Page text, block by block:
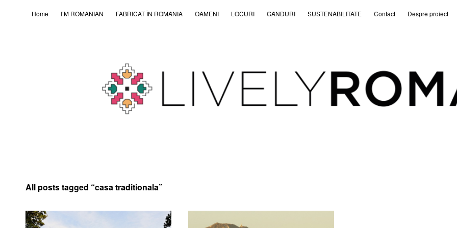
Home I’M ROMANIAN FABRICAT ÎN ROMȂNIA OAMENI LOCURI GȂNDURI SUSTENABILITATE Contact Despre proiect
All posts tagged “casa traditionala”